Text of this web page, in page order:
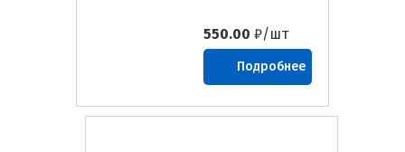
550.00 ₽/шт
Подробнее